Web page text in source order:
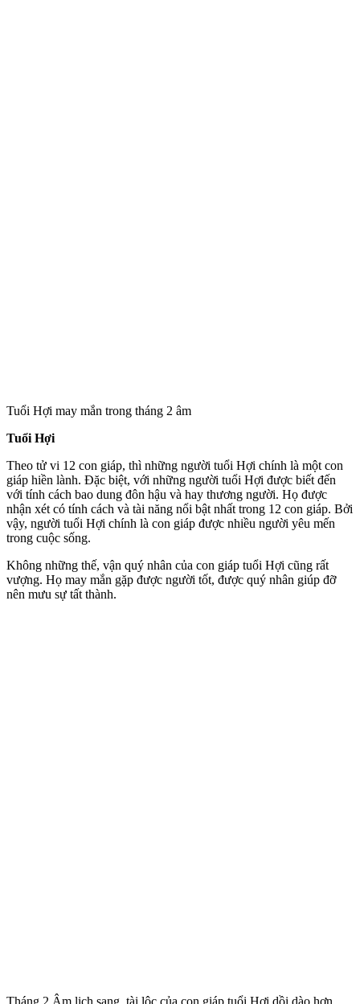
Tuổi Hợi may mắn trong tháng 2 âm
Tuổi Hợi
Theo tử vi 12 con giáp, thì những người tuổi Hợi chính là một con
giáp hiền lành. Đặc biệt, với những người tuổi Hợi được biết đến
với tính cách bao dung đôn hậu và hay thương người. Họ được
nhận xét có tính cách và tài năng nổi bật nhất trong 12 con giáp. Bởi
vậy, người tuổi Hợi chính là con giáp được nhiều người yêu mến
trong cuộc sống.
Không những thế, vận quý nhân của con giáp tuổi Hợi cũng rất
vượng. Họ may mắn gặp được người tốt, được quý nhân giúp đỡ
nên mưu sự tất thành.
Tháng 2 Âm lịch sang, tài lộc của con giáp tuổi Hợi dồi dào hơn